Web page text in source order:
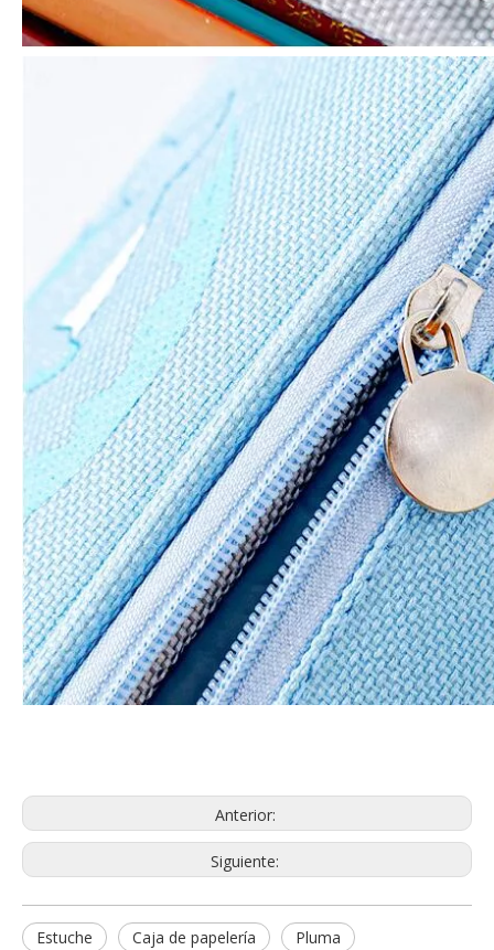
Anterior:
Siguiente:
Estuche Caja de papelería
Pluma